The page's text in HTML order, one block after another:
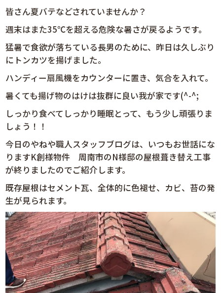
皆さん夏バテなどされていませんか？
週末はまた35℃を超える危険な暑さが戻るようです。
猛暑で食欲が落ちている長男のために、昨日は久しぶり
にトンカツを揚げました。
ハンディー扇風機をカウンターに置き、気合を入れて。
暑くても揚げ物のはけは抜群に良い我が家です(^-^;
しっかり食べてしっかり睡眠とって、もう少し頑張りま
しょう！！
今日のやねや職人スタッフブログは、いつもお世話にな
りますK創様物件 周南市のN様邸の屋根葺き替え工事
が終りましたのでご紹介します。
既存屋根はセメント瓦、全体的に色褪せ、カビ、苔の発
生が見られます。